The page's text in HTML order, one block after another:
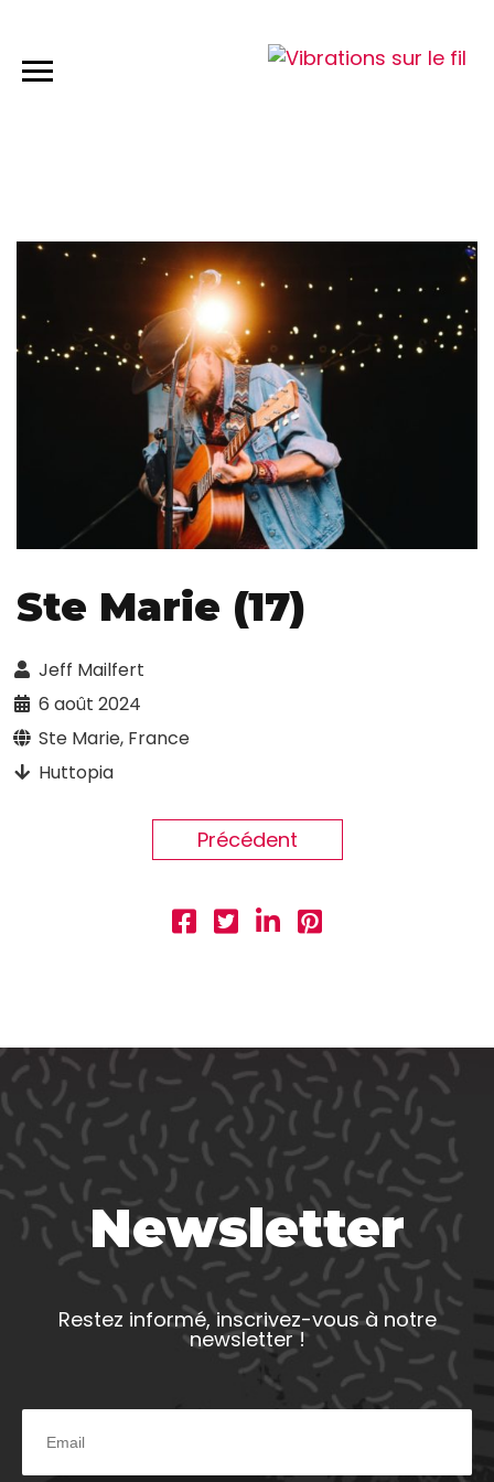
Ste Marie (17)
Jeff Mailfert
6 août 2024
Ste Marie, France
Huttopia
Précédent
Newsletter
Restez informé, inscrivez-vous à notre
newsletter !